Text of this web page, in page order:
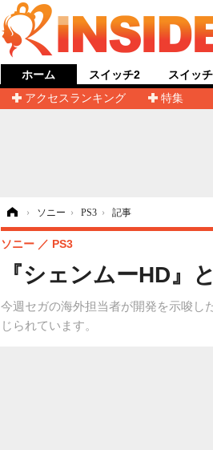
ホーム
アクセスランキング
特集
スイッチ2 スイッチ
› ソニー › PS3 › 記事
『シェンムーHD』
今週セガの海外担当者が開発を示唆し
じられています。
ソニー PS3